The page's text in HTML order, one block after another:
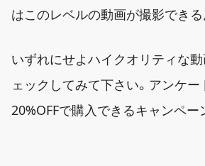
はこのレベルの動画が撮影できる
いずれにせよハイクオリティな
ェックしてみて下さい。アンケー
20%OFFで購入できるキャンペー